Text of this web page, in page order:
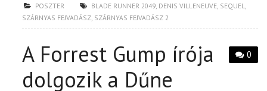
POSZTER BLADE RUNNER 2049, DENIS VILLENEUVE, SEQUEL,
SZÁRNYAS FEJVADÁSZ, SZÁRNYAS FEJVADÁSZ 2
0
A Forrest Gump írója
dolgozik a Dűne